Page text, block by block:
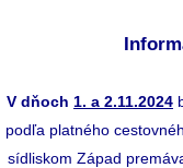
Inform
V dňoch 1. a 2.11.2024
podľa platného
sídliskom Západ